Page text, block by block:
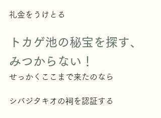
礼金をうけとる
トカゲ池の秘宝を探す、
みつからない！
せっかくここまで来たのなら
シバジタキオの祠を認証する